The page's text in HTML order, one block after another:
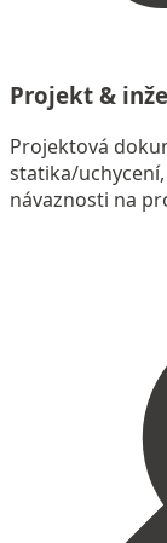
Projekt &
Projektová
statika/
návaznosti na